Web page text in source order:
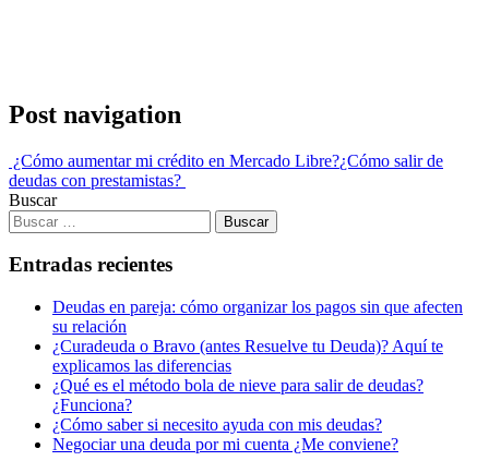
Post navigation
¿Cómo aumentar mi crédito en Mercado Libre?¿Cómo salir de
deudas con prestamistas?
Buscar
Entradas recientes
Deudas en pareja: cómo organizar los pagos sin que afecten
su relación
¿Curadeuda o Bravo (antes Resuelve tu Deuda)? Aquí te
explicamos las diferencias
¿Qué es el método bola de nieve para salir de deudas?
¿Funciona?
¿Cómo saber si necesito ayuda con mis deudas?
Negociar una deuda por mi cuenta ¿Me conviene?